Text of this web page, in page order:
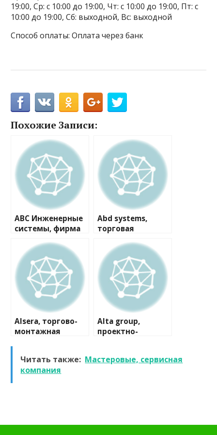
19:00, Ср: с 10:00 до 19:00, Чт: с 10:00 до 19:00, Пт: с
10:00 до 19:00, Сб: выходной, Вс: выходной
Способ оплаты: Оплата через банк
Похожие Записи:
ABC Инженерные
системы, фирма
Abd systems,
торговая
Alsera, торгово-
монтажная
Alta group,
проектно-
Читать также: Мастеровые, сервисная
компания